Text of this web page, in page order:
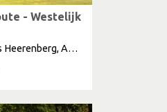
- Westelijk
Ulft, Terborg, Zeddam, 's Heerenberg, Azewijn, Stokkum